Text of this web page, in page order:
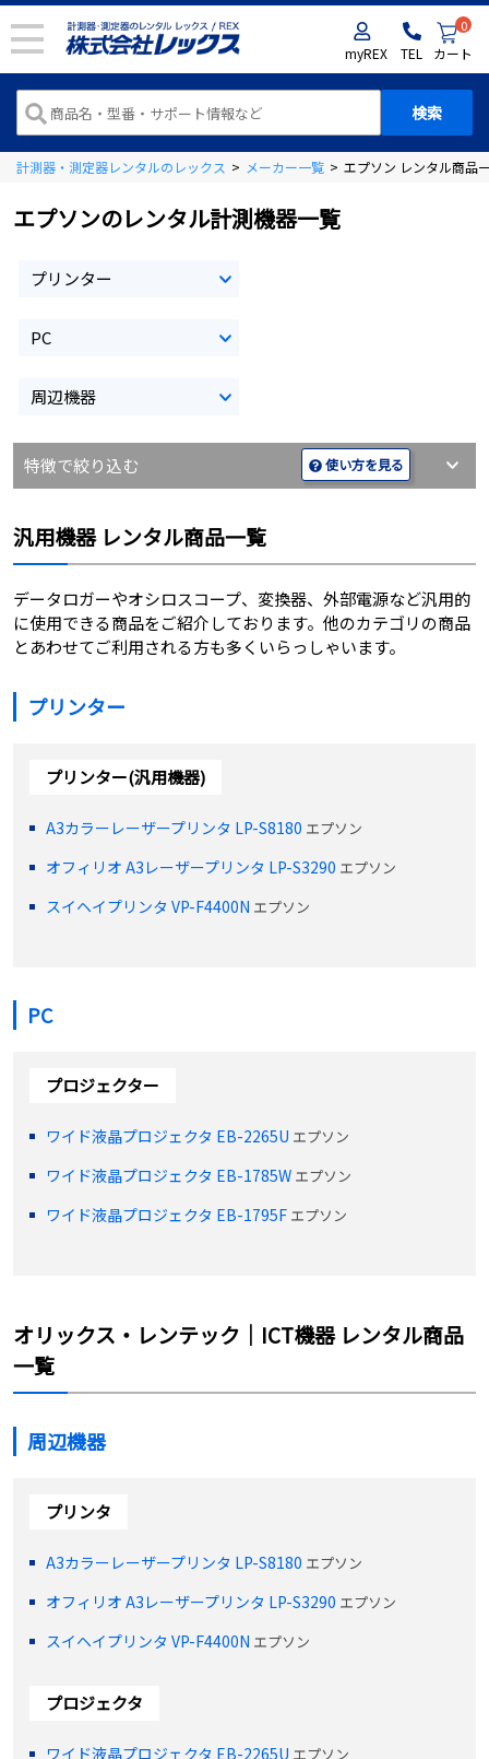
myREX TEL
0
カート
計測器・測定器レンタルのレックス > メーカー一覧 > エプソン レンタル商品
エプソンのレンタル計測機器一覧
プリンター
PC
周辺機器
使い方を見る
特徴で絞り込む
汎用機器 レンタル商品一覧
データロガーやオシロスコープ、変換器、外部電源など汎用的
に使用できる商品をご紹介しております。他のカテゴリの商品
とあわせてご利用される方も多くいらっしゃいます。
プリンター
プリンター(汎用機器)
A3カラーレーザープリンタ LP-S8180 エプソン
オフィリオ A3レーザープリンタ LP-S3290 エプソン
スイヘイプリンタ VP-F4400N エプソン
PC
プロジェクター
ワイド液晶プロジェクタ EB-2265U エプソン
ワイド液晶プロジェクタ EB-1785W エプソン
ワイド液晶プロジェクタ EB-1795F エプソン
オリックス・レンテック｜ICT機器 レンタル商品
一覧
周辺機器
プリンタ
A3カラーレーザープリンタ LP-S8180 エプソン
オフィリオ A3レーザープリンタ LP-S3290 エプソン
スイヘイプリンタ VP-F4400N エプソン
プロジェクタ
ワイド液晶プロジェクタ EB-2265U エプソン